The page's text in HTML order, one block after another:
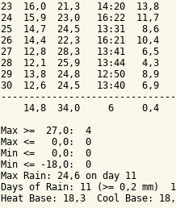
23  16,0  21,3   14:20  13,8
24  15,9  23,0   16:22  11,7
25  14,7  24,5   13:31   8,6
26  14,4  22,3   16:21  10,4
27  12,8  28,3   13:41   6,5
28  12,1  25,9   13:44   4,3
29  13,8  24,8   12:50   8,9
30  12,6  24,5   13:40   6,9
14,8  34,0     6     0,4
Max >=  27,0:  4
Max <=   0,0:  0
Min <=   0,0:  0
Min <= -18,0:  0
Max Rain: 24,6 on day 11
Days of Rain: 11 (>= 0,2 mm)